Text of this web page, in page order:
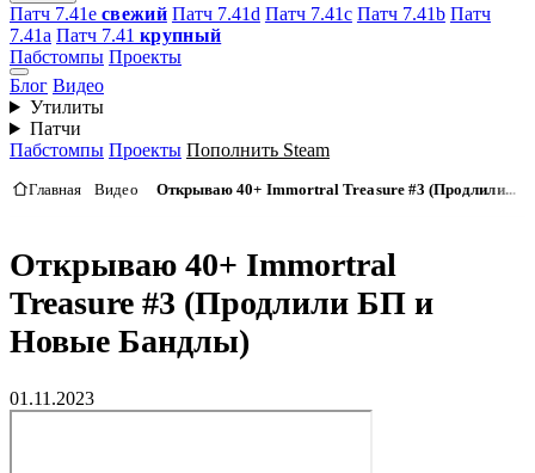
Патч 7.41e свежий Патч 7.41d Патч 7.41c Патч 7.41b Патч
7.41а Патч 7.41 крупный
Пабстомпы Проекты
Блог Видео
Утилиты
Патчи
Пабстомпы Проекты Пополнить Steam
Главная Видео Открываю 40+ Immortral Treasure #3 (Продлили...
Открываю 40+ Immortral
Treasure #3 (Продлили БП и
Новые Бандлы)
01.11.2023